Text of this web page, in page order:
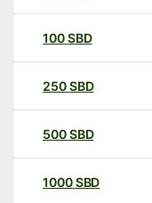
100SBD
250SBD
500SBD
1000SBD